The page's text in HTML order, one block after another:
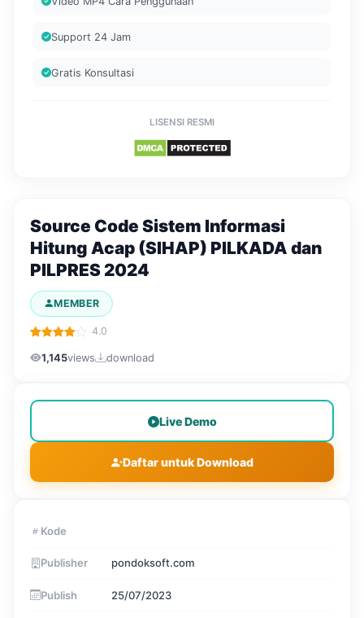
Support 24 Jam
Gratis Konsultasi
LISENSI RESMI
Source Code Sistem Informasi
Hitung Acap (SIHAP) PILKADA dan
PILPRES 2024
MEMBER
4.0
1,145views download
Live Demo
Daftar untuk Download
Kode
Publisher pondoksoft.com
Publish 25/07/2023